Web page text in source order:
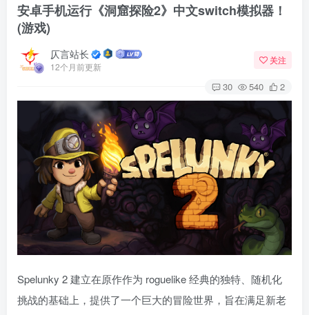
安卓手机运行《洞窟探险2》中文switch模拟器！
(游戏)
仄言站长
12个月前更新
关注
30 540 2
Spelunky 2 建立在原作作为 roguelike 经典的独特、随机化
挑战的基础上，提供了一个巨大的冒险世界，旨在满足新老